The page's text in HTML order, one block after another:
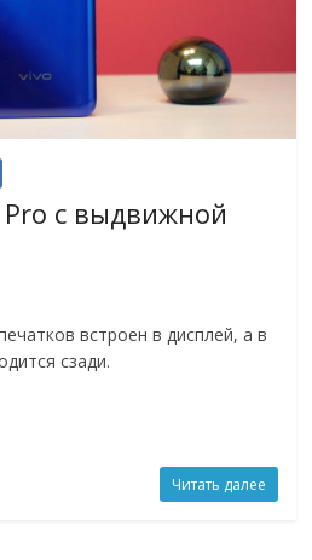
с выдвижной
встроен в дисплей, а в
сзади.
Читать далее